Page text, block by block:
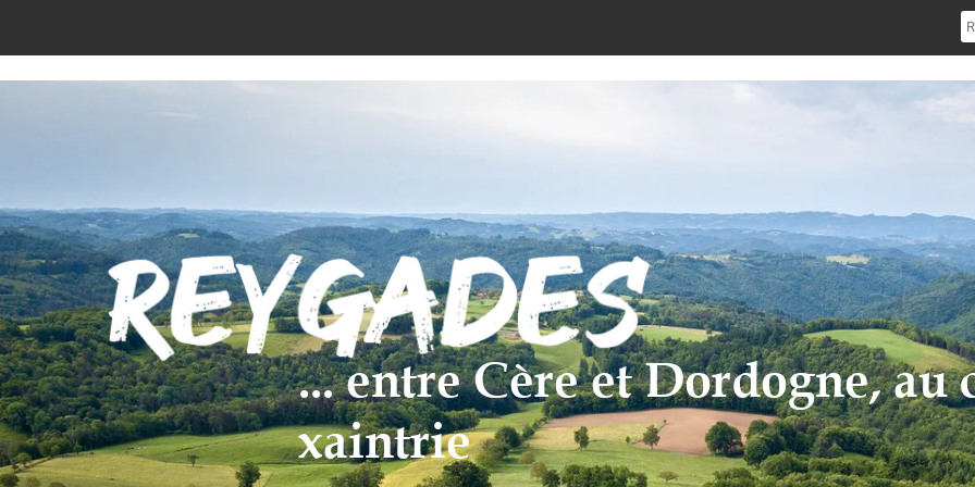
... entre Cère et Dordogne, au
xaintrie